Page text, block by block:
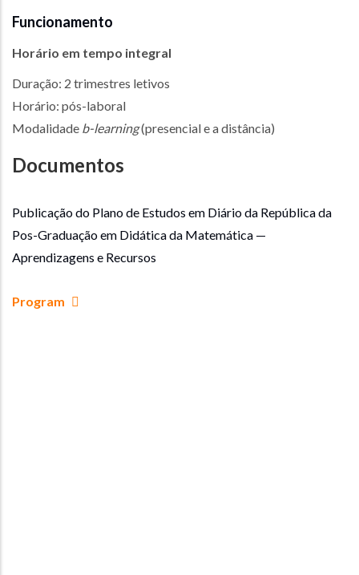
Funcionamento
Horário em tempo integral
Duração: 2 trimestres letivos
Horário: pós-laboral
Modalidade b-learning(presencial e a distância)
Documentos
Publicação do Plano de Estudos em Diário da República da
Pos-Graduação em Didática da Matemática —
Aprendizagens e Recursos
Program